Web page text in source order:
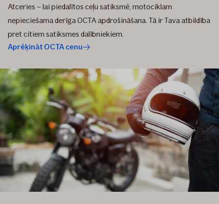
Atceries – lai piedalītos ceļu satiksmē, motociklam
nepieciešama derīga OCTA apdrošināšana. Tā ir Tava atbildība
pret citiem satiksmes dalībniekiem.
Aprēķināt OCTA cenu